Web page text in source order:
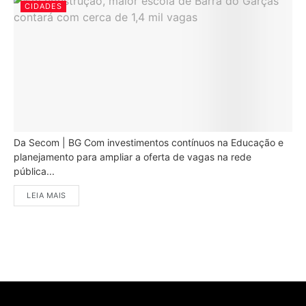
CIDADES
Da Secom | BG Com investimentos contínuos na Educação e
planejamento para ampliar a oferta de vagas na rede
pública...
LEIA MAIS